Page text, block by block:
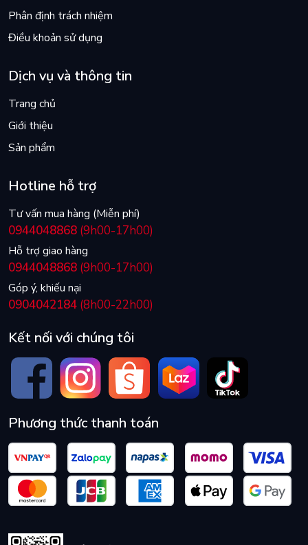
Phân định trách nhiệm
Điều khoản sử dụng
Dịch vụ và thông tin
Trang chủ
Giới thiệu
Sản phẩm
Hotline hỗ trợ
Tư vấn mua hàng (Miễn phí)
0944048868 (9h00-17h00)
Hỗ trợ giao hàng
0944048868 (9h00-17h00)
Góp ý, khiếu nại
0904042184 (8h00-22h00)
Kết nối với chúng tôi
Phương thức thanh toán